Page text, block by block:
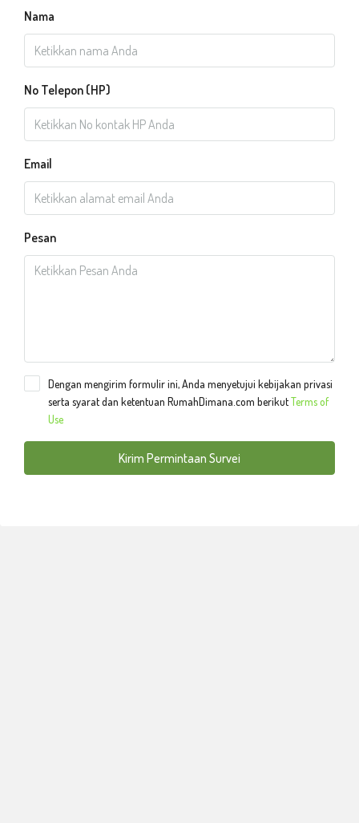
Nama
No Telepon (HP)
Email
Pesan
Dengan mengirim formulir ini, Anda menyetujui kebijakan privasi
serta syarat dan ketentuan RumahDimana.com berikutTerms of
Use
Kirim Permintaan Survei